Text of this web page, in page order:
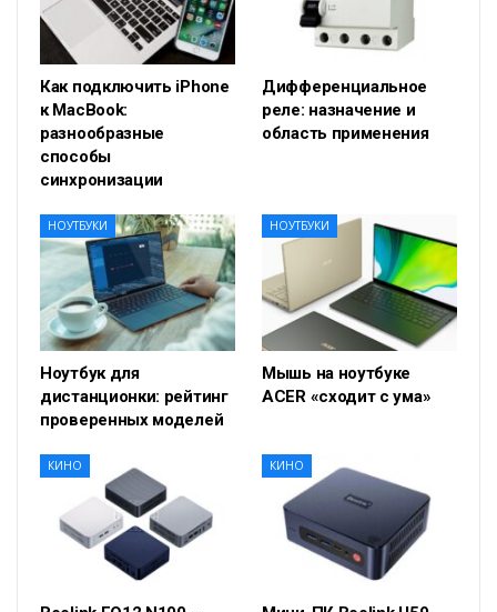
Как подключить iPhone
к MacBook:
разнообразные
способы
синхронизации
Дифференциальное
реле: назначение и
область применения
НОУТБУКИ
Ноутбук для
дистанционки: рейтинг
проверенных моделей
НОУТБУКИ
Мышь на ноутбуке
ACER «сходит с ума»
КИНО КИНО